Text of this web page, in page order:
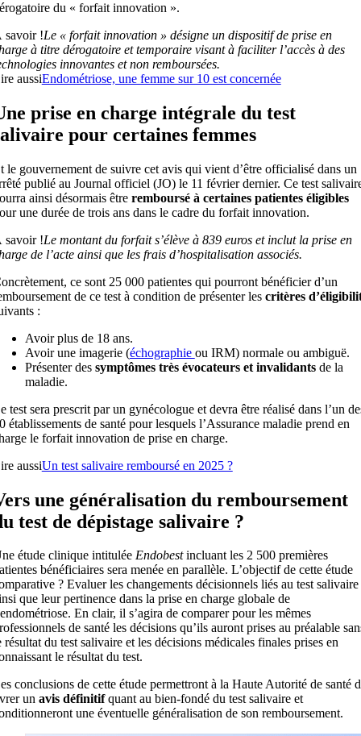
du « forfait innovation ».
savoir !Le « forfait innovation » désigne un dispositif de prise en
à titre dérogatoire et temporaire visant à faciliter l’accès à des
innovantes et non remboursées.
aussiEndométriose, une femme sur 10 est concernée
prise en charge intégrale du test
pour certaines femmes
le gouvernement de suivre cet avis qui vient d’être officialisé dans un
publié au Journal officiel (JO) le 11 février dernier. Ce test
ainsi désormais être remboursé à certaines patientes éligibles
une durée de trois ans dans le cadre du forfait innovation.
savoir !Le montant du forfait s’élève à 839 euros et inclut la prise en
de l’acte ainsi que les frais d’hospitalisation associés.
ce sont 25 000 patientes qui pourront bénéficier d’un
de ce test à condition de présenter les critères
:
Avoir plus de 18 ans.
Avoir une imagerie (échographie ou IRM) normale ou ambiguë.
Présenter des symptômes très évocateurs et invalidantsde la
maladie.
test sera prescrit par un gynécologue et devra être réalisé dans l’un
établissements de santé pour lesquels l’Assurance maladie prend en
le forfait innovation de prise en charge.
aussiUn test salivaire remboursé en 2025 ?
une généralisation du remboursement
test de dépistage salivaire ?
étude clinique intitulée Endobestincluant les 2 500 premières
bénéficiaires sera menée en parallèle. L’objectif de cette étude
? Evaluer les changements décisionnels liés au test salivaire
que leur pertinence dans la prise en charge globale de
En clair, il s’agira de comparer pour les mêmes
de santé les décisions qu’ils auront prises au préalable
résultat du test salivaire et les décisions médicales finales prises en
le résultat du test.
conclusions de cette étude permettront à la Haute Autorité de santé
un avis définitifquant au bien-fondé du test salivaire et
une éventuelle généralisation de son remboursement.